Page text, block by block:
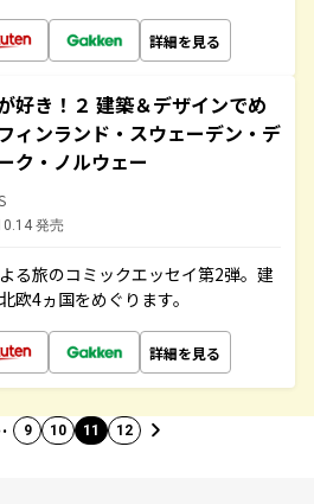
詳細を見る
好き！２ 建築＆デザインでめ
ィンランド・スウェーデン・デ
ク・ノルウェー
発売
る旅のコミックエッセイ第2弾。建
欧4ヵ国をめぐります。
詳細を見る
9 10 11 12